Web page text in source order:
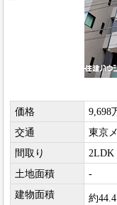
価格
9,698
交通
東京
間取り
2LDK
土地面積
-
建物面積
約